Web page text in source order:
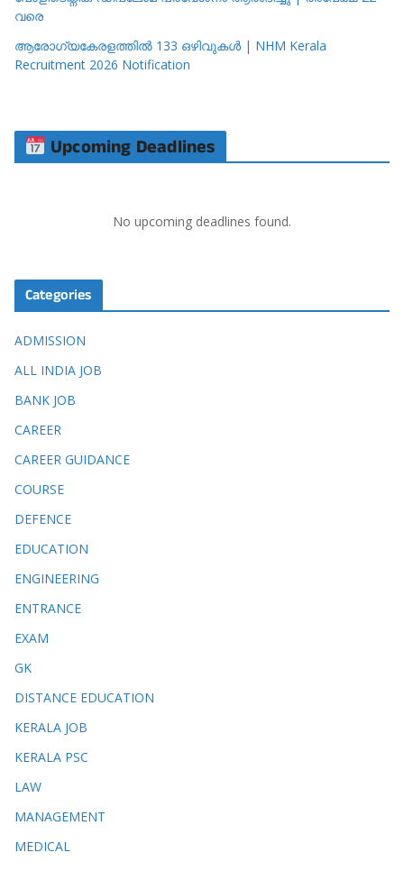
വരെ
ആരോഗ്യകേരളത്തിൽ 133 ഒഴിവുകൾ | NHM Kerala
Recruitment 2026 Notification
Upcoming Deadlines
No upcoming deadlines found.
Categories
ADMISSION
ALL INDIA JOB
BANK JOB
CAREER
CAREER GUIDANCE
COURSE
DEFENCE
EDUCATION
ENGINEERING
ENTRANCE
EXAM
GK
DISTANCE EDUCATION
KERALA JOB
KERALA PSC
LAW
MANAGEMENT
MEDICAL